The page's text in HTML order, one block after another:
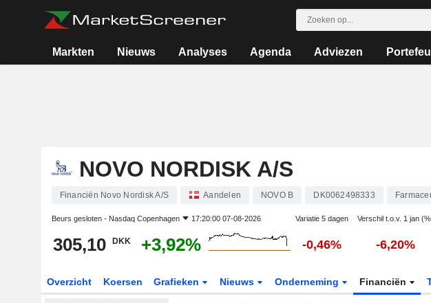
Markten Nieuws Analyses Agenda Adviezen
NOVO NORDISK A/S
Financiën Novo Nordisk A/S Aandelen NOVO B DK0062498333
Beurs gesloten - Nasdaq Copenhagen 17:20:00 07-08-2026 Variatie 5 dagen Verschil t.o.v. 1 jan
305,10 DKK +3,92% -0,46% -6,20%
Overzicht Koersen Grafieken Nieuws Onderneming Financiën